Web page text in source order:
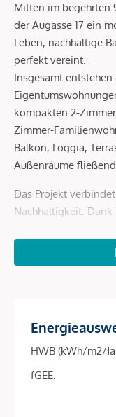
Mitten im begehrten
der Augasse 17 ein
Leben, nachhaltige
perfekt vereint.
Insgesamt
kompakten 2-
Zimmer-
Balkon, Loggia,
Außenräume
Das Projekt
Nachhaltigkeit:
geheizt und gekühlt.
senkt die
Projekt-Highlights
Top-Lage im
exzellenter
HWB (kWh/m2/
fGEE: